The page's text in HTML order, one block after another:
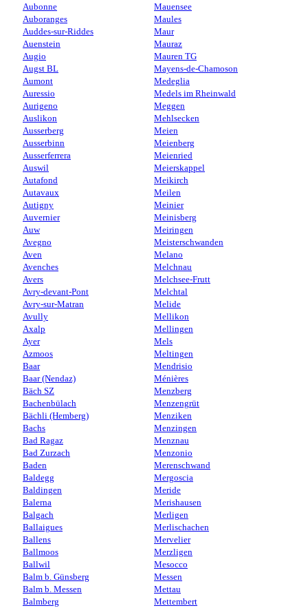
Aubonne
Auboranges
Auddes-sur-Riddes
Auenstein
Augio
Augst BL
Aumont
Auressio
Aurigeno
Auslikon
Ausserberg
Ausserbinn
Ausserferrera
Auswil
Autafond
Autavaux
Autigny
Auvernier
Auw
Avegno
Aven
Avenches
Avers
Avry-devant-Pont
Avry-sur-Matran
Avully
Axalp
Ayer
Azmoos
Baar
Baar (Nendaz)
Bäch SZ
Bachenbülach
Bächli (Hemberg)
Bachs
Bad Ragaz
Bad Zurzach
Baden
Baldegg
Baldingen
Balerna
Balgach
Ballaigues
Ballens
Ballmoos
Ballwil
Balm b. Günsberg
Balm b. Messen
Balmberg
Mauensee
Maules
Maur
Mauraz
Mauren TG
Mayens-de-Chamoson
Medeglia
Medels im Rheinwald
Meggen
Mehlsecken
Meien
Meienberg
Meienried
Meierskappel
Meikirch
Meilen
Meinier
Meinisberg
Meiringen
Meisterschwanden
Melano
Melchnau
Melchsee-Frutt
Melchtal
Melide
Mellikon
Mellingen
Mels
Meltingen
Mendrisio
Ménières
Menzberg
Menzengrüt
Menziken
Menzingen
Menznau
Menzonio
Merenschwand
Mergoscia
Meride
Merishausen
Merligen
Merlischachen
Mervelier
Merzligen
Mesocco
Messen
Mettau
Mettembert